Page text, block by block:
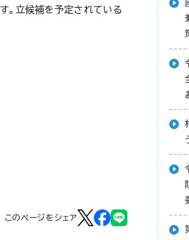
。立候補を予定されている
ンドウで開きます）
このページをシェア